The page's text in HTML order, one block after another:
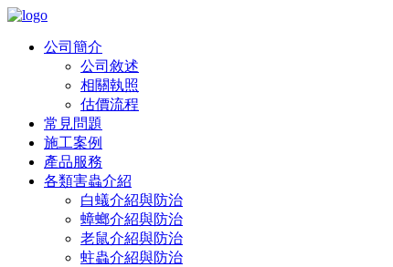
公司簡介
公司敘述
相關執照
估價流程
常見問題
施工案例
產品服務
各類害蟲介紹
白蟻介紹與防治
蟑螂介紹與防治
老鼠介紹與防治
蛀蟲介紹與防治